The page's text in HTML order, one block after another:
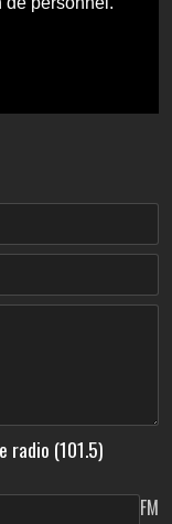
radio (101.5)
FM